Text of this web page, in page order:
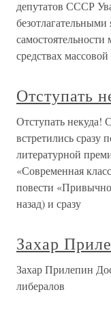
депутатов СССР
средствах массовой
Отступать
Отступать
встретились сразу
литературной
«Современная
повести
назад) и сразу
Захар
Захар Прилепин
либералов